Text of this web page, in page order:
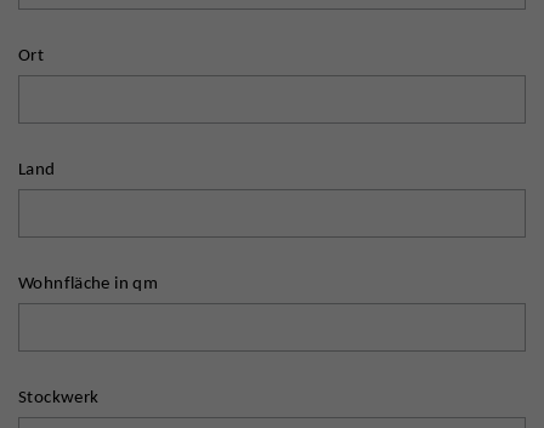
Ort
Land
Wohnfläche in qm
Stockwerk